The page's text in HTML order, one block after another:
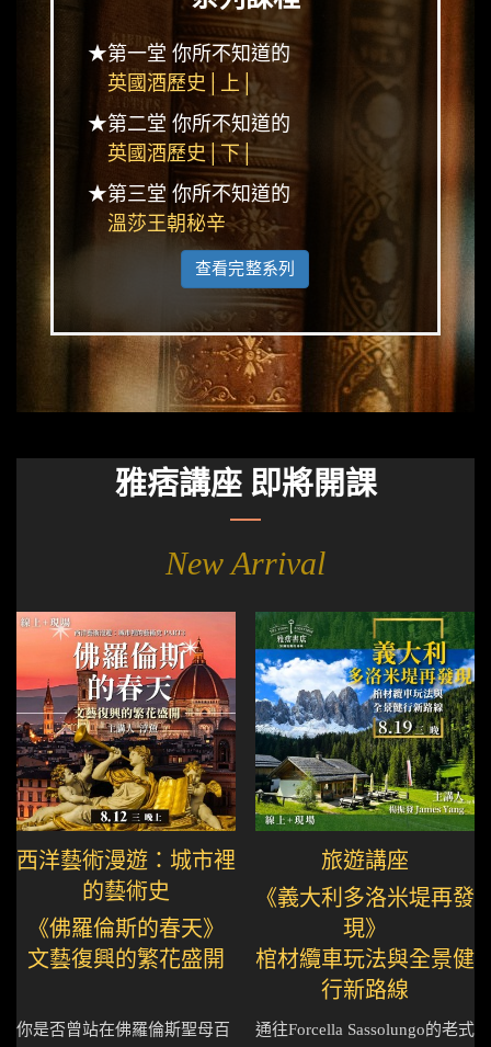
★第一堂 你所不知道的
英國酒歷史│上│
★第二堂 你所不知道的
英國酒歷史│下│
★第三堂 你所不知道的
溫莎王朝秘辛
查看完整系列
雅痞講座 即將開課
New Arrival
西洋藝術漫遊：城市裡
的藝術史
《佛羅倫斯的春天》
文藝復興的繁花盛開
你是否曾站在佛羅倫斯聖母百
旅遊講座
《義大利多洛米堤再發
現》
棺材纜車玩法與全景健
行新路線
通往Forcella Sassolungo的老式